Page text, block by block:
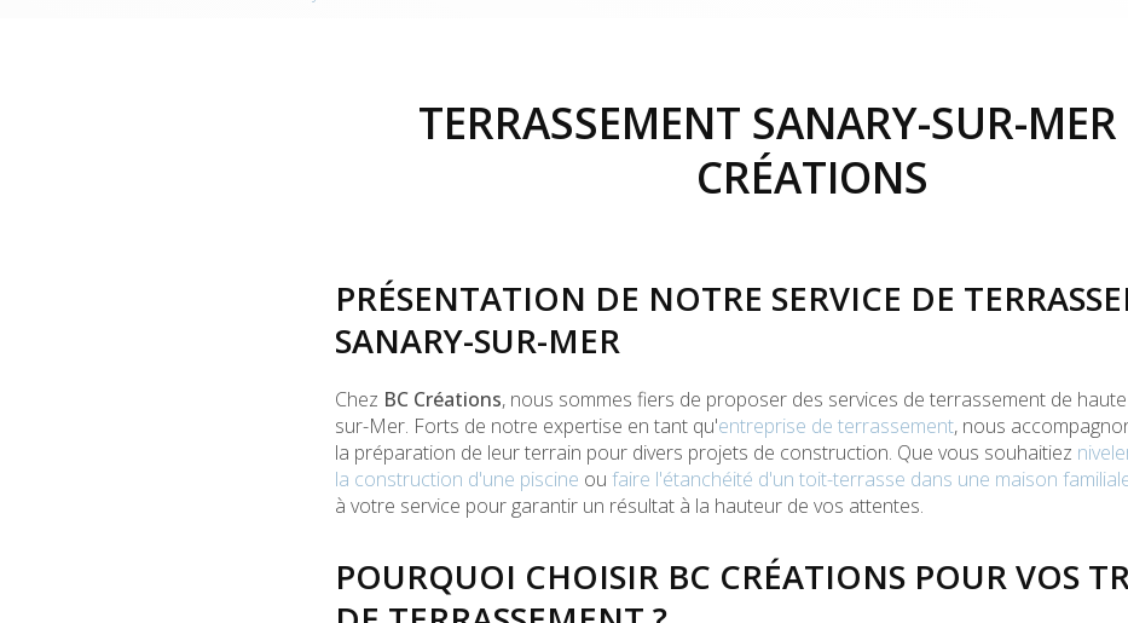
TERRASSEMENT SANARY-SUR-
CRÉATIONS
PRÉSENTATION DE NOTRE SERVICE DE
SANARY-SUR-MER
Chez BC Créations, nous sommes fiers de proposer des services de terrassement de
sur-Mer. Forts de notre expertise en tant qu'entreprise de terrassement, nous
la préparation de leur terrain pour divers projets de construction. Que vous souhaitiez
la construction d'une piscine ou faire l'étanchéité d'un toit-terrasse dans une maison
à votre service pour garantir un résultat à la hauteur de vos attentes.
POURQUOI CHOISIR BC CRÉATIONS POUR VOS